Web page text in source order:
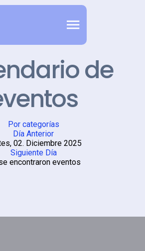
de
Por categorías
Día Anterior
02. Diciembre 2025
Siguiente Día
encontraron eventos